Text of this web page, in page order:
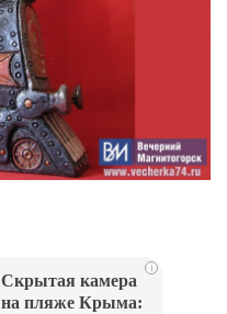
i
Скрытая камера
на пляже Крыма: